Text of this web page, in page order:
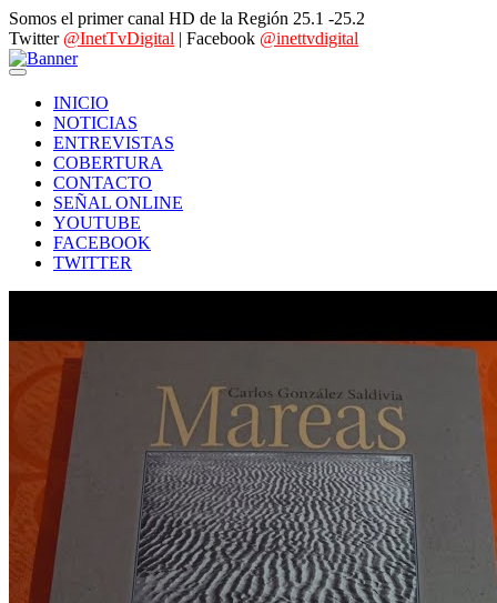
Somos el primer canal HD de la Región 25.1 -25.2
Twitter @InetTvDigital | Facebook @inettvdigital
INICIO
NOTICIAS
ENTREVISTAS
COBERTURA
CONTACTO
SEÑAL ONLINE
YOUTUBE
FACEBOOK
TWITTER